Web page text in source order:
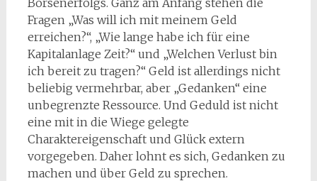
Börsenerfolgs. Ganz am Anfang stehen die
Fragen „Was will ich mit meinem Geld
erreichen?“, „Wie lange habe ich für eine
Kapitalanlage Zeit?“ und „Welchen Verlust bin
ich bereit zu tragen?“ Geld ist allerdings nicht
beliebig vermehrbar, aber „Gedanken“ eine
unbegrenzte Ressource. Und Geduld ist nicht
eine mit in die Wiege gelegte
Charaktereigenschaft und Glück extern
vorgegeben. Daher lohnt es sich, Gedanken zu
machen und über Geld zu sprechen.